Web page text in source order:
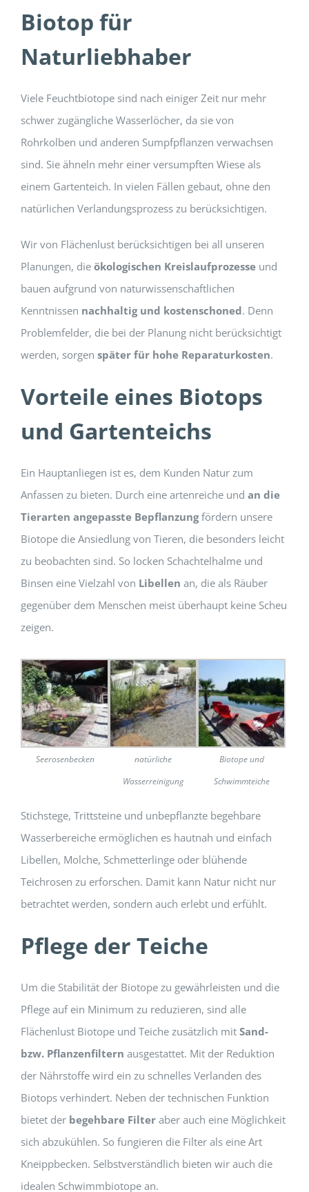
Biotop für
Naturliebhaber
Viele Feuchtbiotope sind nach einiger Zeit nur mehr
schwer zugängliche Wasserlöcher, da sie von
Rohrkolben und anderen Sumpfpflanzen verwachsen
sind. Sie ähneln mehr einer versumpften Wiese als
einem Gartenteich. In vielen Fällen gebaut, ohne den
natürlichen Verlandungsprozess zu berücksichtigen.
Wir von Flächenlust berücksichtigen bei all unseren
Planungen, die ökologischen Kreislaufprozesse und
bauen aufgrund von naturwissenschaftlichen
Kenntnissen nachhaltig und kostenschoned. Denn
Problemfelder, die bei der Planung nicht berücksichtigt
werden, sorgen später für hohe Reparaturkosten.
Vorteile eines Biotops
und Gartenteichs
Ein Hauptanliegen ist es, dem Kunden Natur zum
Anfassen zu bieten. Durch eine artenreiche und an die
Tierarten angepasste Bepflanzungfördern unsere
Biotope die Ansiedlung von Tieren, die besonders leicht
zu beobachten sind. So locken Schachtelhalme und
Binsen eine Vielzahl von Libellen an, die als Räuber
gegenüber dem Menschen meist überhaupt keine Scheu
zeigen.
Seerosenbecken
natürliche
Wasserreinigung
Biotope und
Schwimmteiche
Stichstege, Trittsteine und unbepflanzte begehbare
Wasserbereiche ermöglichen es hautnah und einfach
Libellen, Molche, Schmetterlinge oder blühende
Teichrosen zu erforschen. Damit kann Natur nicht nur
betrachtet werden, sondern auch erlebt und erfühlt.
Pflege der Teiche
Um die Stabilität der Biotope zu gewährleisten und die
Pflege auf ein Minimum zu reduzieren, sind alle
Flächenlust Biotope und Teiche zusätzlich mit Sand-
bzw. Pflanzenfiltern ausgestattet. Mit der Reduktion
der Nährstoffe wird ein zu schnelles Verlanden des
Biotops verhindert. Neben der technischen Funktion
bietet der begehbare Filter aber auch eine Möglichkeit
sich abzukühlen. So fungieren die Filter als eine Art
Kneippbecken. Selbstverständlich bieten wir auch die
idealen Schwimmbiotope an.